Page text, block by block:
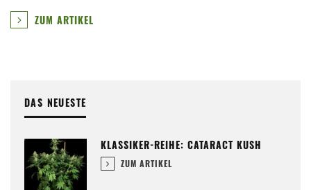
ZUM ARTIKEL
DAS NEUESTE
KLASSIKER-REIHE: CATARACT KUSH
ZUM ARTIKEL